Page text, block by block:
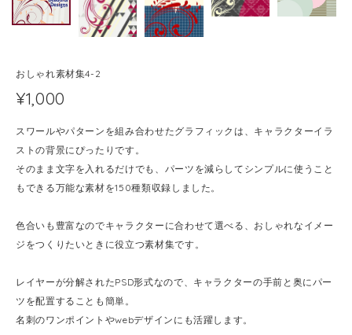
おしゃれ素材集4-2
¥1,000
スワールやパターンを組み合わせたグラフィックは、キャラクターイラ
ストの背景にぴったりです。
そのまま文字を入れるだけでも、パーツを減らしてシンプルに使うこと
もできる万能な素材を150種類収録しました。
色合いも豊富なのでキャラクターに合わせて選べる、おしゃれなイメー
ジをつくりたいときに役立つ素材集です。
レイヤーが分解されたPSD形式なので、キャラクターの手前と奥にパー
ツを配置することも簡単。
名刺のワンポイントやwebデザインにも活躍します。